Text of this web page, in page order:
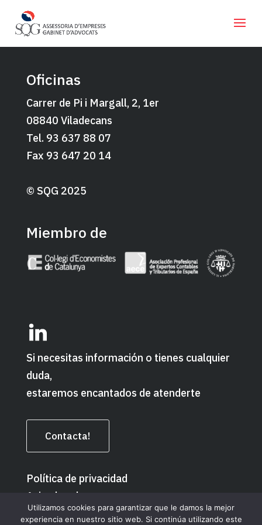
Oficinas
Carrer de Pi i Margall, 2, 1er
08840 Viladecans
Tel. 93 637 88 07
Fax 93 647 20 14
© SQG 2025
Miembro de
Si necesitas información o tienes cualquier
duda,
estaremos encantados de atenderte
Contacta!
Política de privacidad
Aviso legal
Utilizamos cookies para garantizar que le damos la mejor
experiencia en nuestro sitio web. Si continúa utilizando este